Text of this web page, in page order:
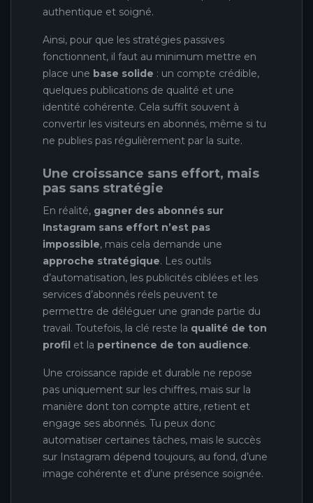
authentique et soigné.
Ainsi, pour que les stratégies passives
fonctionnent, il faut au minimum mettre en
place une base solide : un compte crédible,
quelques publications de qualité et une
identité cohérente. Cela suffit souvent à
convertir les visiteurs en abonnés, même si tu
ne publies pas régulièrement par la suite.
Une croissance sans effort, mais
pas sans stratégie
En réalité, gagner des abonnés sur
Instagram sans effort n’est pas
impossible, mais cela demande une
approche stratégique. Les outils
d’automatisation, les publicités ciblées et les
services d’abonnés réels peuvent te
permettre de déléguer une grande partie du
travail. Toutefois, la clé reste la qualité de ton
profil et la pertinence de ton audience.
Une croissance rapide et durable ne repose
pas uniquement sur les chiffres, mais sur la
manière dont ton compte attire, retient et
engage ses abonnés. Tu peux donc
automatiser certaines tâches, mais le succès
sur Instagram dépend toujours, au fond, d’une
image cohérente et d’une présence soignée.